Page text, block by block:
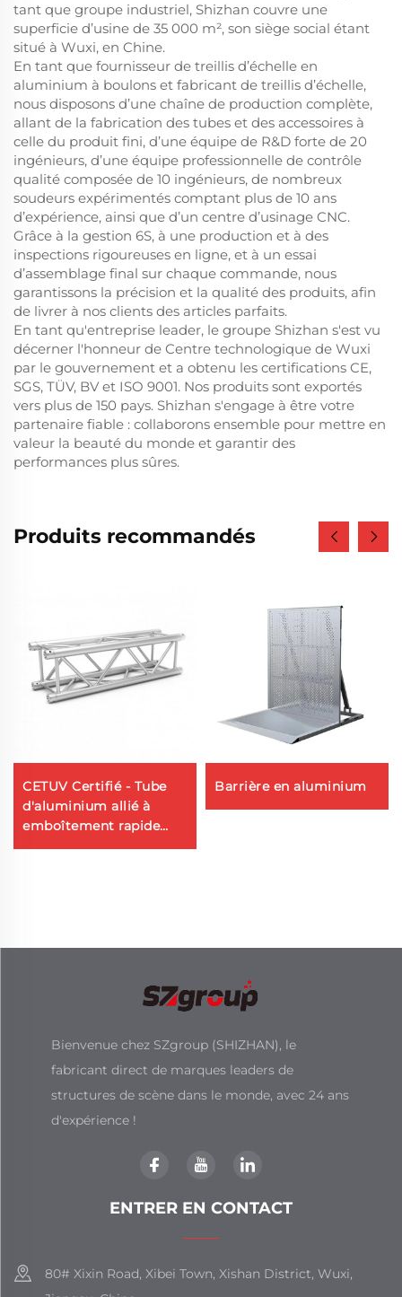
tant que groupe industriel, Shizhan couvre une
superficie d’usine de 35 000 m², son siège social étant
situé à Wuxi, en Chine.
En tant que fournisseur de treillis d’échelle en
aluminium à boulons et fabricant de treillis d’échelle,
nous disposons d’une chaîne de production complète,
allant de la fabrication des tubes et des accessoires à
celle du produit fini, d’une équipe de R&D forte de 20
ingénieurs, d’une équipe professionnelle de contrôle
qualité composée de 10 ingénieurs, de nombreux
soudeurs expérimentés comptant plus de 10 ans
d’expérience, ainsi que d’un centre d’usinage CNC.
Grâce à la gestion 6S, à une production et à des
inspections rigoureuses en ligne, et à un essai
d’assemblage final sur chaque commande, nous
garantissons la précision et la qualité des produits, afin
de livrer à nos clients des articles parfaits.
En tant qu'entreprise leader, le groupe Shizhan s'est vu
décerner l'honneur de Centre technologique de Wuxi
par le gouvernement et a obtenu les certifications CE,
SGS, TÜV, BV et ISO 9001. Nos produits sont exportés
vers plus de 150 pays. Shizhan s'engage à être votre
partenaire fiable : collaborons ensemble pour mettre en
valeur la beauté du monde et garantir des
performances plus sûres.
Produits recommandés
CETUV Certifié - Tube
d'aluminium allié à
emboîtement rapide
avec broche pour
Barrière en aluminium
Bienvenue chez SZgroup (SHIZHAN), le
fabricant direct de marques leaders de
structures de scène dans le monde, avec 24 ans
d'expérience !
ENTRER EN CONTACT
80# Xixin Road, Xibei Town, Xishan District, Wuxi,